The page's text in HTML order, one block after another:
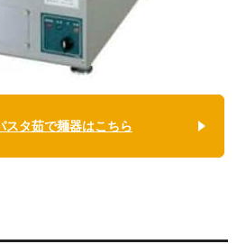
スタ茹で麺器はこちら